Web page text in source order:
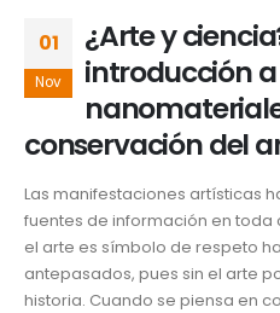
01
Nov
¿Arte y
introducción a
conservación del
Las manifestaciones artísticas
fuentes de información en toda
el arte es símbolo de respeto
antepasados, pues sin el arte
historia. Cuando se piensa en